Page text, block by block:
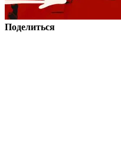
Поделиться